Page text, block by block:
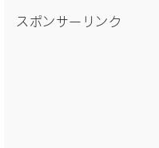
スポンサーリンク